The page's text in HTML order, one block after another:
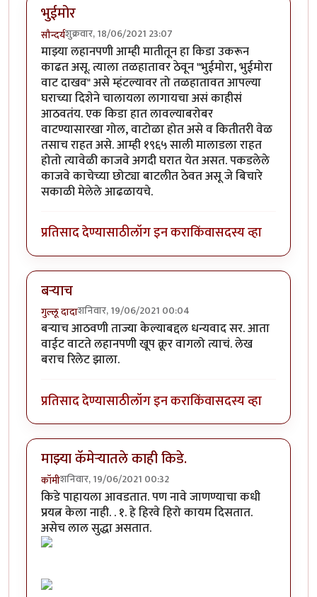
भुईमोर
सौन्दर्यशुक्रवार, 18/06/2021 23:07
माझ्या लहानपणी आम्ही मातीतून हा किडा उकरून
काढत असू. त्याला तळहातावर ठेवून "भुईमोरा, भुईमोरा
वाट दाखव" असे म्हंटल्यावर तो तळहातावत आपल्या
घराच्या दिशेने चालायला लागायचा असं काहीसं
आठवतंय. एक किडा हात लावल्याबरोबर
वाटण्यासारखा गोल, वाटोळा होत असे व कितीतरी वेळ
तसाच राहत असे. आम्ही १९६५ साली मालाडला राहत
होतो त्यावेळी काजवे अगदी घरात येत असत. पकडलेले
काजवे काचेच्या छोट्या बाटलीत ठेवत असू जे बिचारे
सकाळी मेलेले आढळायचे.
प्रतिसाद देण्यासाठीलॉग इन कराकिंवासदस्य व्हा
बऱ्याच
गुल्लू दादाशनिवार, 19/06/2021 00:04
बऱ्याच आठवणी ताज्या केल्याबद्दल धन्यवाद सर. आता
वाईट वाटते लहानपणी खूप क्रूर वागलो त्याचं. लेख
बराच रिलेट झाला.
प्रतिसाद देण्यासाठीलॉग इन कराकिंवासदस्य व्हा
माझ्या कॅमेऱ्यातले काही किडे.
कॉमीशनिवार, 19/06/2021 00:32
किडे पाहायला आवडतात. पण नावे जाणण्याचा कधी
प्रयत्न केला नाही. . १. हे हिरवे हिरो कायम दिसतात.
असेच लाल सुद्धा असतात.